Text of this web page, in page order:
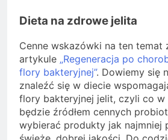
Dieta na zdrowe jelita
Cenne wskazówki na ten temat
artykule „Regeneracja po
flory bakteryjnej”. Dowiemy się
znaleźć się w diecie
flory bakteryjnej jelit, czyli co w
będzie źródłem cennych
wybierać produkty jak najmniej